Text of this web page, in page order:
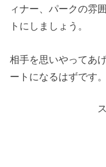
ィナー、パークの雰
トにしましょう。
相手を思いやってあ
ートになるはずです。